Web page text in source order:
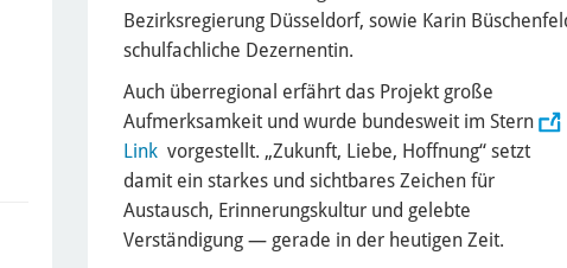
Bezirksregierung Düsseldorf, sowie Karin
schulfachliche Dezernentin.
Auch überregional erfährt das Projekt große
Aufmerksamkeit und wurde bundesweit im Stern
Link vorgestellt. „Zukunft, Liebe, Hoffnung“ setzt
damit ein starkes und sichtbares Zeichen für
Austausch, Erinnerungskultur und gelebte
Verständigung — gerade in der heutigen Zeit.